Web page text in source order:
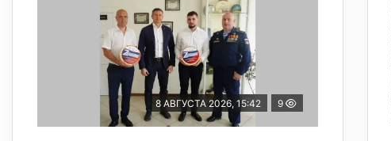
8 АВГУСТА 2026, 15:42 9